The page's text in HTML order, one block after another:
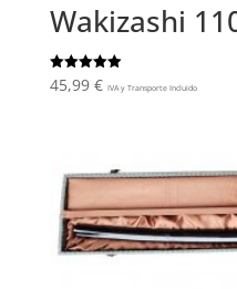
Wakizashi
Valorado
con
45,99 € IVA y Transporte Incluido